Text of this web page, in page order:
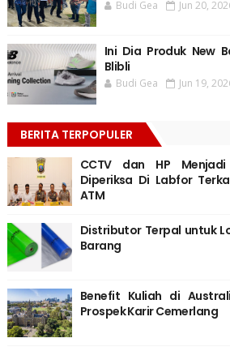
Budi Gea Jun 20,
Ini Dia Produk New
Blibli
Budi Gea Jun 19,
BERITA TERPOPULER
CCTV dan HP
Diperiksa Di Labfor
ATM
Distributor Terpal untuk
Barang
Benefit Kuliah di
Prospek Karir Cemerlang